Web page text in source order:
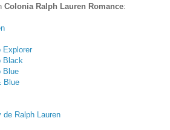
Colonia Ralph Lauren Romance:
Explorer
Black
Blue
Blue
Ralph Lauren